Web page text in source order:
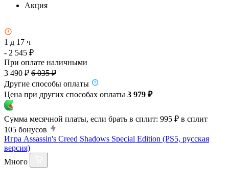
Акция
1 д 17 ч
- 2 545 ₽
При оплате наличными
3 490 ₽ 6 035 ₽
Другие способы оплаты
Цена при других способах оплаты 3 979 ₽
Сумма месячной платы, если брать в сплит: 995 ₽ в сплит
105 бонусов
Игра Assassin's Creed Shadows Special Edition (PS5, русская
версия)
Много